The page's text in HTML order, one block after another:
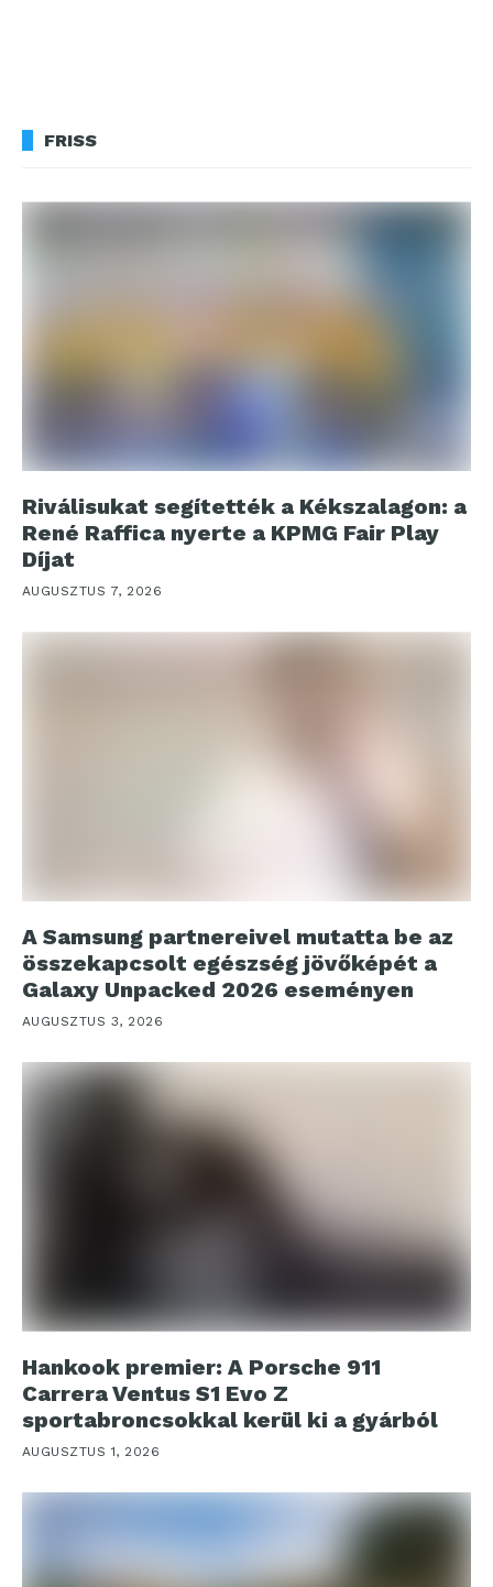
FRISS
Riválisukat segítették a Kékszalagon: a
René Raffica nyerte a KPMG Fair Play
Díjat
AUGUSZTUS 7, 2026
A Samsung partnereivel mutatta be az
összekapcsolt egészség jövőképét a
Galaxy Unpacked 2026 eseményen
AUGUSZTUS 3, 2026
Hankook premier: A Porsche 911
Carrera Ventus S1 Evo Z
sportabroncsokkal kerül ki a gyárból
AUGUSZTUS 1, 2026